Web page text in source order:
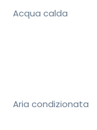
Acqua calda
Aria condizionata